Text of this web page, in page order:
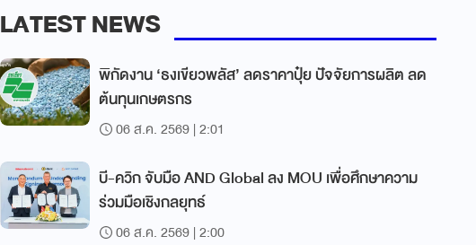
LATEST NEWS
พิกัดงาน ‘ธงเขียวพลัส’ ลดราคาปุ๋ย ปัจจัยการผลิต ลด
ต้นทุนเกษตรกร
06 ส.ค. 2569 | 2:01
บี-ควิก จับมือ AND Global ลง MOU เพื่อศึกษาความ
ร่วมมือเชิงกลยุทธ์
06 ส.ค. 2569 | 2:00